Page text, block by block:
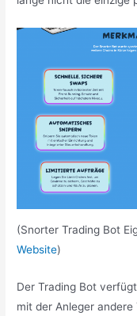
(Snorter Trading Bot
Website)
Der Trading Bot
mit der Anleger